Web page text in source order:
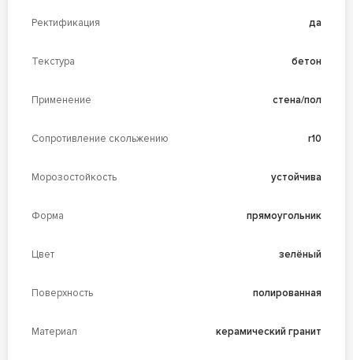
Ректификация да
Текстура бетон
Применение стена/пол
Сопротивление скольжению r10
Морозостойкость устойчива
Форма прямоугольник
Цвет зелёный
Поверхность полированная
Материал керамический гранит